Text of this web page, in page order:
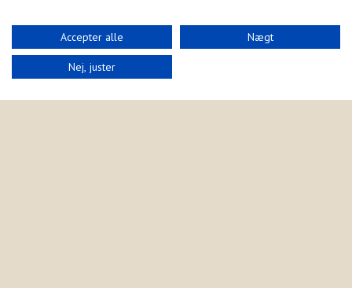
Accepter alle Nægt
Nej, juster